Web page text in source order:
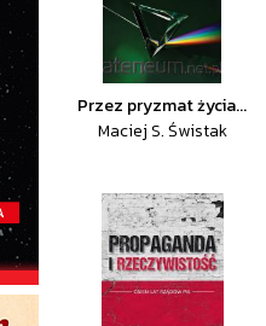
Przez pryzmat życia...
Maciej S. Świstak